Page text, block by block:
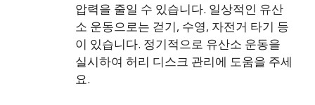
압력을 줄일 수 있습니다. 일상적인 유산
소 운동으로는 걷기, 수영, 자전거 타기 등
이 있습니다. 정기적으로 유산소 운동을
실시하여 허리 디스크 관리에 도움을 주세
요.